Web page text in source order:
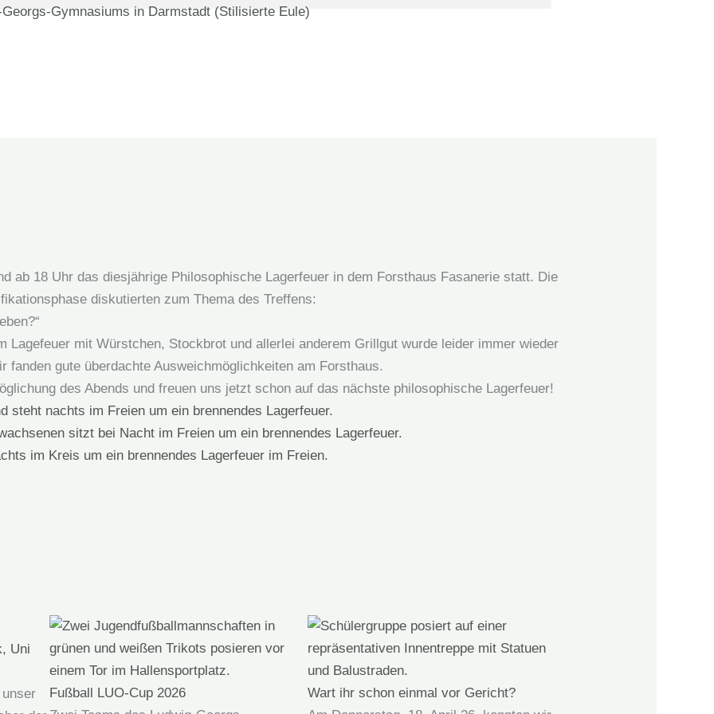
ab 18 Uhr das diesjährige Philosophische Lagerfeuer in dem Forsthaus Fasanerie statt. Die
diskutierten zum Thema des Treffens:
Lagefeuer mit Würstchen, Stockbrot und allerlei anderem Grillgut wurde leider immer wieder
fanden gute überdachte Ausweichmöglichkeiten am Forsthaus.
des Abends und freuen uns jetzt schon auf das nächste philosophische Lagerfeuer!
Uni
Fußball LUO-Cup 2026
Wart ihr schon einmal vor Gericht?